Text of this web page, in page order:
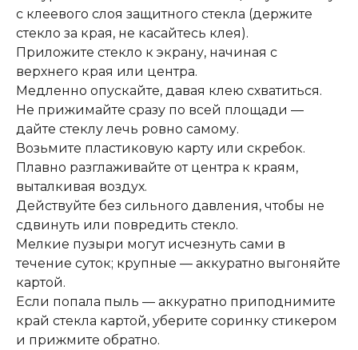
с клеевого слоя защитного стекла (держите
стекло за края, не касайтесь клея).
Приложите стекло к экрану, начиная с
верхнего края или центра.
Медленно опускайте, давая клею схватиться.
Не прижимайте сразу по всей площади —
дайте стеклу лечь ровно самому.
Возьмите пластиковую карту или скребок.
Плавно разглаживайте от центра к краям,
выталкивая воздух.
Действуйте без сильного давления, чтобы не
сдвинуть или повредить стекло.
Мелкие пузыри могут исчезнуть сами в
течение суток; крупные — аккуратно выгоняйте
картой.
Если попала пыль — аккуратно приподнимите
край стекла картой, уберите соринку стикером
и прижмите обратно.